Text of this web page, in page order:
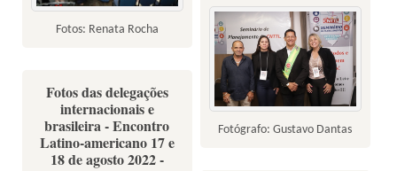
Fotos: Renata Rocha
Fotógrafo: Gustavo Dantas
Fotos das delegações
internacionais e
brasileira - Encontro
Latino-americano 17 e
18 de agosto 2022 -